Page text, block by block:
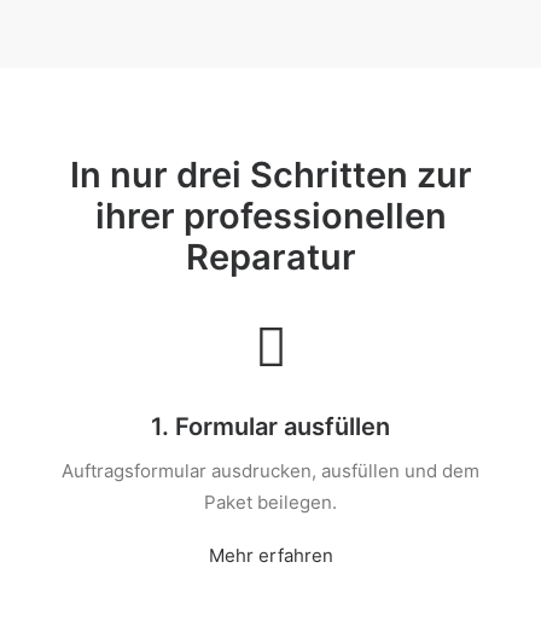
In nur drei Schritten zur
ihrer professionellen
Reparatur
1. Formular ausfüllen
Auftragsformular ausdrucken, ausfüllen und dem
Paket beilegen.
Mehr erfahren